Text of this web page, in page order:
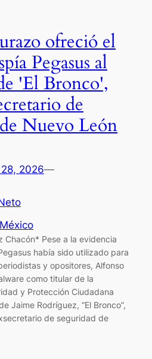
ofreció el
Pegasus al
'El Bronco',
de
Nuevo León
2026—
México
Chacón* Pese a la evidencia
había sido utilizado para
y opositores, Alfonso
como titular de la
y Protección Ciudadana
Jaime Rodríguez, “El Bronco”,
de seguridad de